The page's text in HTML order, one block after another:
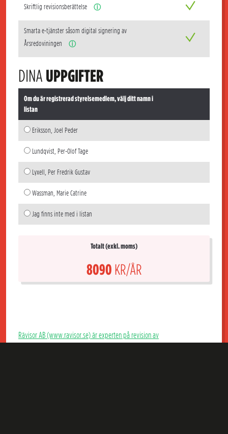
Skriftlig revisionsberättelse ⓘ
Smarta e-tjänster såsom digital signering av
Årsredoviningen
ⓘ
DINA UPPGIFTER
Om du är registrerad styrelsemedlem, välj ditt namn i
listan
Eriksson, Joel Peder
Lundqvist, Per-Olof Tage
Lyxell, Per Fredrik Gustav
Wassman, Marie Catrine
Jag finns inte med i listan
Totalt (exkl. moms)
8090 KR/ÅR
Rävisor AB (www.ravisor.se) är experten på revision av